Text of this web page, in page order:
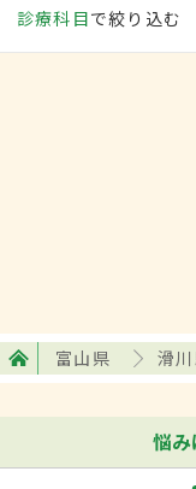
診療科目で絞り込む
富山県 滑
悩